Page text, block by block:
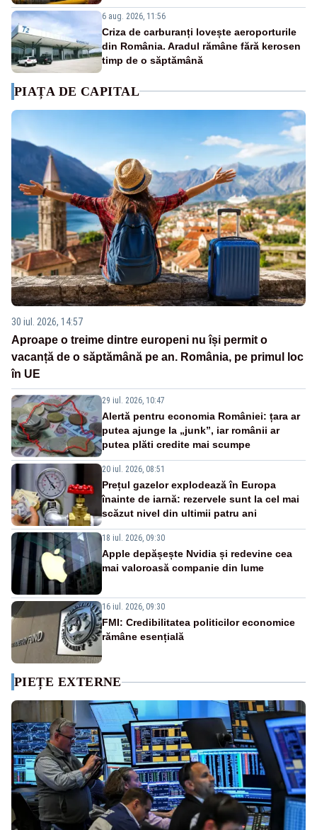
6 aug. 2026, 11:56
Criza de carburanți lovește aeroporturile
din România. Aradul rămâne fără kerosen
timp de o săptămână
PIAȚA DE CAPITAL
30 iul. 2026, 14:57
Aproape o treime dintre europeni nu își permit o
vacanță de o săptămână pe an. România, pe primul loc
în UE
29 iul. 2026, 10:47
Alertă pentru economia României: țara ar
putea ajunge la „junk”, iar românii ar
putea plăti credite mai scumpe
20 iul. 2026, 08:51
Prețul gazelor explodează în Europa
înainte de iarnă: rezervele sunt la cel mai
scăzut nivel din ultimii patru ani
18 iul. 2026, 09:30
Apple depășește Nvidia și redevine cea
mai valoroasă companie din lume
16 iul. 2026, 09:30
FMI: Credibilitatea politicilor economice
rămâne esențială
PIEȚE EXTERNE